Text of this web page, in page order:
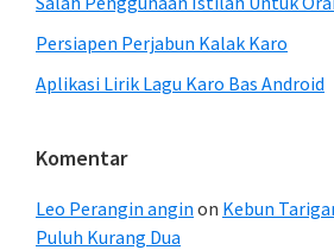
Persiapen Perjabun Kalak Karo
Aplikasi Lirik Lagu Karo Bas Android
Komentar
Leo Perangin angin on Kebun
Puluh Kurang Dua